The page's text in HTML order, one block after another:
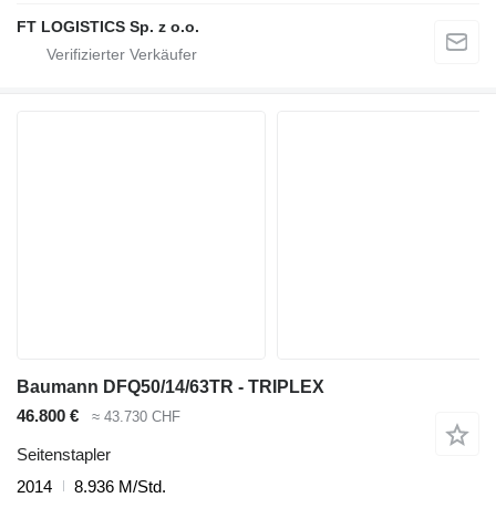
FT LOGISTICS Sp. z o.o.
Baumann DFQ50/14/63TR - TRIPLEX
46.800 €
≈ 43.730 CHF
Seitenstapler
2014
8.936 M/Std.